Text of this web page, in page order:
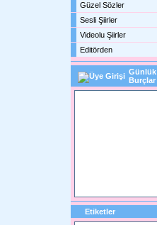
Güzel Sözler
Sesli Şiirler
Videolu Şiirler
Editörden
Günlük
Burçlar
Etiketler